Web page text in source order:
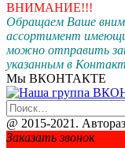
ВНИМАНИЕ!!!
Обращаем Ваше
ассортимент
можно отправить
указанным в
Мы ВКОНТАКТЕ
Найти:
@ 2015-2021.
Заказать звонок